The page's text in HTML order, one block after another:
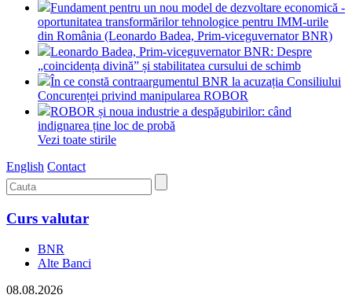
Fundament pentru un nou model de dezvoltare economică -
oportunitatea transformărilor tehnologice pentru IMM-urile
din România (Leonardo Badea, Prim-viceguvernator BNR)
Leonardo Badea, Prim-viceguvernator BNR: Despre
„coincidența divină” și stabilitatea cursului de schimb
În ce constă contraargumentul BNR la acuzația Consiliului
Concurenței privind manipularea ROBOR
ROBOR și noua industrie a despăgubirilor: când
indignarea ține loc de probă
Vezi toate stirile
English Contact
Curs valutar
BNR
Alte Banci
08.08.2026